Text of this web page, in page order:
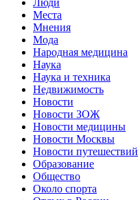
Места
Мнения
Мода
Народная медицина
Наука
Наука и техника
Недвижимость
Новости
Новости ЗОЖ
Новости медицины
Новости Москвы
Новости путешествий
Образование
Общество
Около спорта